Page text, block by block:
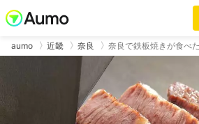
aumo 近畿 奈良 奈良で鉄板焼きが食べ